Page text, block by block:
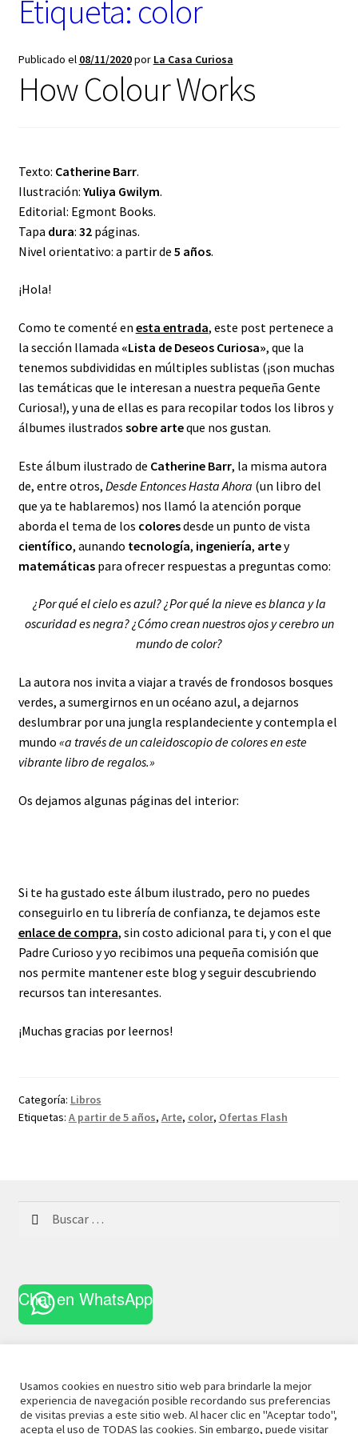
e
o
Etiqueta: color
Publicado el 08/11/2020por La Casa Curiosa
How Colour Works
Texto: Catherine Barr.
Ilustración: Yuliya Gwilym.
Editorial: Egmont Books.
Tapa dura: 32 páginas.
Nivel orientativo: a partir de 5 años.
¡Hola!
Como te comenté en esta entrada, este post pertenece a
la sección llamada «Lista de Deseos Curiosa», que la
tenemos subdivididas en múltiples sublistas (¡son muchas
las temáticas que le interesan a nuestra pequeña Gente
Curiosa!), y una de ellas es para recopilar todos los libros y
álbumes ilustrados sobre arteque nos gustan.
Este álbum ilustrado de Catherine Barr, la misma autora
de, entre otros, Desde Entonces Hasta Ahora (un libro del
que ya te hablaremos) nos llamó la atención porque
aborda el tema de los coloresdesde un punto de vista
científico, aunando tecnología, ingeniería, artey
matemáticaspara ofrecer respuestas a preguntas como:
¿Por qué el cielo es azul? ¿Por qué la nieve es blanca y la
oscuridad es negra? ¿Cómo crean nuestros ojos y cerebro un
mundo de color?
La autora nos invita a viajar a través de frondosos bosques
verdes, a sumergirnos en un océano azul, a dejarnos
deslumbrar por una jungla resplandeciente y contempla el
mundo «a través de un caleidoscopio de colores en este
vibrante libro de regalos.»
Os dejamos algunas páginas del interior:
Si te ha gustado este álbum ilustrado, pero no puedes
conseguirlo en tu librería de confianza, te dejamos este
enlace de compra, sin costo adicional para ti, y con el que
Padre Curioso y yo recibimos una pequeña comisión que
nos permite mantener este blog y seguir descubriendo
recursos tan interesantes.
¡Muchas gracias por leernos!
Categoría: Libros
Etiquetas: A partir de 5 años, Arte, color, Ofertas Flash
Chat en WhatsApp
© 2020 La Casa CuriosaAviso Legal
Términos y
Usamos cookies en nuestro sitio web para brindarle la mejor
experiencia de navegación posible recordando sus preferencias
de visitas previas a este sitio web. Al hacer clic en "Aceptar todo",
acepta el uso de TODAS las cookies. Sin embargo, puede visitar